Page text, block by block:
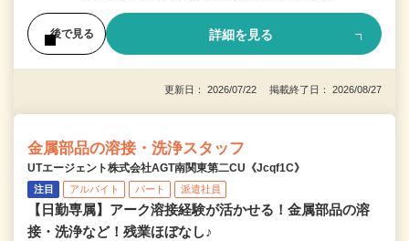
後で見る 詳細を見る
更新日： 2026/07/22 掲載終了日： 2026/08/27
金属部品の溶接・洗浄スタッフ
UTエージェント株式会社AGT南関東第二CU《Jcqf1C》
注目 アルバイト パート 派遣社員
【日勤専属】アーク溶接経験が活かせる！金属部品の溶
接・洗浄など！残業ほぼなし♪